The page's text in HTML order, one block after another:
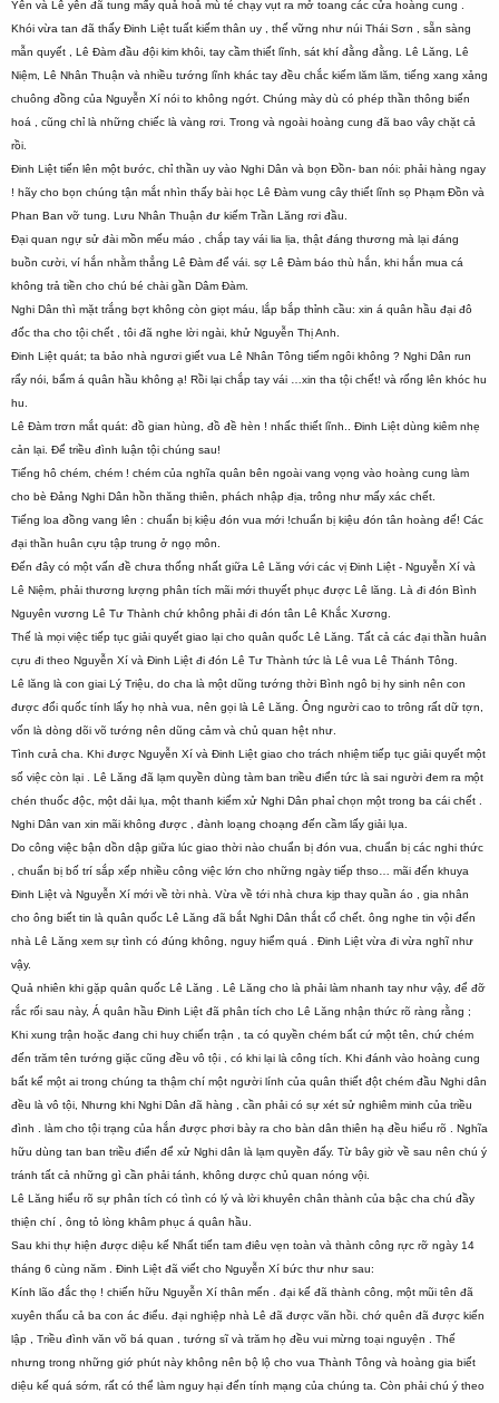
Yên và Lê yên đã tung mấy quả hoả mù té chạy vụt ra mở toang các cửa hoàng cung .
Khói vừa tan đã thấy Đinh Liệt tuất kiếm thân uy , thế vững như núi Thái Sơn , sẵn sàng
mẫn quyết , Lê Đàm đầu đội kim khôi, tay cầm thiết lĩnh, sát khí đằng đằng. Lê Lăng, Lê
Niệm, Lê Nhân Thuận và nhiều tướng lĩnh khác tay đều chắc kiếm lăm lăm, tiếng xang xảng
chuông đồng của Nguyễn Xí nói to không ngớt. Chúng mày dù có phép thần thông biến
hoá , cũng chỉ là những chiếc là vàng rơi. Trong và ngoài hoàng cung đã bao vây chặt cả
rồi.
Đinh Liệt tiến lên một bước, chỉ thần uy vào Nghi Dân và bọn Đồn- ban nói: phải hàng ngay
! hãy cho bọn chúng tận mắt nhìn thấy bài học Lê Đàm vung cây thiết lĩnh sọ Phạm Đồn và
Phan Ban vỡ tung. Lưu Nhân Thuận đư kiếm Trần Lăng rơi đầu.
Đại quan ngự sử đài mồn mếu máo , chắp tay vái lia lịa, thật đáng thương mà lại đáng
buồn cười, ví hắn nhằm thẳng Lê Đàm để vái. sợ Lê Đàm báo thù hắn, khi hắn mua cá
không trả tiền cho chú bé chài gần Dâm Đàm.
Nghi Dân thì mặt trắng bợt không còn giọt máu, lắp bắp thỉnh cầu: xin á quân hầu đại đô
đốc tha cho tội chết , tôi đã nghe lời ngài, khử Nguyễn Thị Anh.
Đinh Liệt quát; ta bảo nhà ngươi giết vua Lê Nhân Tông tiếm ngôi không ? Nghi Dân run
rẩy nói, bẩm á quân hầu không ạ! Rồi lại chắp tay vái …xin tha tội chết! và rống lên khóc hu
hu.
Lê Đàm trơn mắt quát: đồ gian hùng, đồ đề hèn ! nhấc thiết lĩnh.. Đinh Liệt dùng kiêm nhẹ
cản lại. Để triều đình luận tội chúng sau!
Tiếng hô chém, chém ! chém của nghĩa quân bên ngoài vang vọng vào hoàng cung làm
cho bè Đảng Nghi Dân hồn thăng thiên, phách nhập địa, trông như mấy xác chết.
Tiếng loa đồng vang lên : chuẩn bị kiệu đón vua mới !chuẩn bị kiệu đón tân hoàng đế! Các
đại thần huân cựu tập trung ở ngọ môn.
Đến đây có một vấn đề chưa thống nhất giữa Lê Lăng với các vị Đinh Liệt - Nguyễn Xí và
Lê Niệm, phải thương lượng phân tích mãi mới thuyết phục được Lê lăng. Là đi đón Bình
Nguyên vương Lê Tư Thành chứ không phải đi đón tân Lê Khắc Xương.
Thế là mọi việc tiếp tục giải quyết giao lại cho quân quốc Lê Lăng. Tất cả các đại thần huân
cựu đi theo Nguyễn Xí và Đinh Liệt đi đón Lê Tư Thành tức là Lê vua Lê Thánh Tông.
Lê lăng là con giai Lý Triệu, do cha là một dũng tướng thời Bình ngô bị hy sinh nên con
được đổi quốc tính lấy họ nhà vua, nên gọi là Lê Lăng. Ông người cao to trông rất dữ tợn,
vốn là dòng dõi võ tướng nên dũng cảm và chủ quan hệt như.
Tình cưả cha. Khi được Nguyễn Xí và Đinh Liệt giao cho trách nhiệm tiếp tục giải quyết một
số việc còn lại . Lê Lăng đã lạm quyền dùng tàm ban triều điển tức là sai người đem ra một
chén thuốc độc, một dải lụa, một thanh kiếm xử Nghi Dân phaỉ chọn một trong ba cái chết .
Nghi Dân van xin mãi không được , đành loạng choạng đến cầm lấy giải lụa.
Do công việc bận dồn dập giữa lúc giao thời nào chuẩn bị đón vua, chuẩn bị các nghi thức
, chuẩn bị bố trí sắp xếp nhiều công việc lớn cho những ngày tiếp thso… mãi đến khuya
Đinh Liệt và Nguyễn Xí mới về tời nhà. Vừa về tới nhà chưa kịp thay quần áo , gia nhân
cho ông biết tin là quân quốc Lê Lăng đã bắt Nghi Dân thắt cổ chết. ông nghe tin vội đến
nhà Lê Lăng xem sự tình có đúng không, nguy hiểm quá . Đinh Liệt vừa đi vừa nghĩ như
vậy.
Quả nhiên khi gặp quân quốc Lê Lăng . Lê Lăng cho là phải làm nhanh tay như vậy, để đỡ
rắc rối sau này, Á quân hầu Đinh Liệt đã phân tích cho Lê Lăng nhận thức rõ ràng rằng ;
Khi xung trận hoặc đang chi huy chiến trận , ta có quyền chém bất cứ một tên, chứ chém
đến trăm tên tướng giặc cũng đều vô tội , có khi lại là công tích. Khi đánh vào hoàng cung
bất kể một ai trong chúng ta thậm chí một người lính của quân thiết đột chém đầu Nghi dân
đều là vô tội, Nhưng khi Nghi Dân đã hàng , cần phải có sự xét sử nghiêm minh của triều
đình . làm cho tội trạng của hắn được phơi bày ra cho bàn dân thiên hạ đều hiểu rõ . Nghĩa
hữu dùng tan ban triều điển để xử Nghi dân là lạm quyền đấy. Từ bây giờ về sau nên chú ý
tránh tất cả những gì cần phải tánh, không dược chủ quan nóng vội.
Lê Lăng hiểu rõ sự phân tích có tình có lý và lời khuyên chân thành của bậc cha chú đầy
thiện chí , ông tỏ lòng khâm phục á quân hầu.
Sau khi thự hiện được diệu kế Nhất tiến tam điêu vẹn toàn và thành công rực rỡ ngày 14
tháng 6 cùng năm . Đinh Liệt đã viết cho Nguyễn Xí bức thư như sau:
Kính lão đắc thọ ! chiến hữu Nguyễn Xí thân mến . đại kế đã thành công, một mũi tên đã
xuyên thấu cả ba con ác điểu. đại nghiệp nhà Lê đã được vãn hồi. chớ quên đã được kiến
lập , Triều đình văn võ bá quan , tướng sĩ và trăm họ đều vui mừng toại nguyện . Thế
nhưng trong những giớ phút này không nên bộ lộ cho vua Thành Tông và hoàng gia biết
diệu kế quá sớm, rất có thể làm nguy hại đến tính mạng của chúng ta. Còn phải chú ý theo